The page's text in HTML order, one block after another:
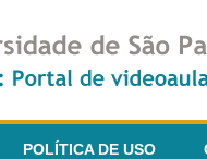
POLÍTICA DE USO